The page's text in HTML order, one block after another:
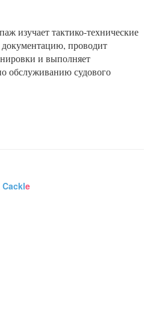
изучает тактико-технические
проводит
и выполняет
обслуживанию судового
Cackle